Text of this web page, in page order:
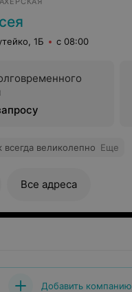
1Б с 08:00
всегда великолепно Еще
Все адреса
Добавить компанию